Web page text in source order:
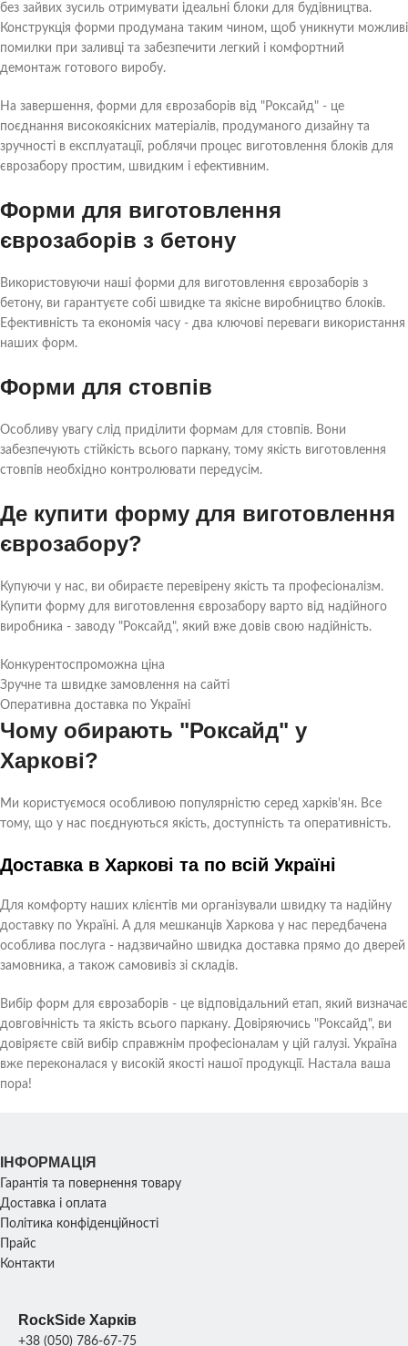
без зайвих зусиль отримувати ідеальні блоки для будівництва.
Конструкція форми продумана таким чином, щоб уникнути можливі
помилки при заливці та забезпечити легкий і комфортний
демонтаж готового виробу.
На завершення, форми для єврозаборів від "Роксайд" - це
поєднання високоякісних матеріалів, продуманого дизайну та
зручності в експлуатації, роблячи процес виготовлення блоків для
єврозабору простим, швидким і ефективним.
Форми для виготовлення
єврозаборів з бетону
Використовуючи наші форми для виготовлення єврозаборів з
бетону, ви гарантуєте собі швидке та якісне виробництво блоків.
Ефективність та економія часу - два ключові переваги використання
наших форм.
Форми для стовпів
Особливу увагу слід приділити формам для стовпів. Вони
забезпечують стійкість всього паркану, тому якість виготовлення
стовпів необхідно контролювати передусім.
Де купити форму для виготовлення
єврозабору?
Купуючи у нас, ви обираєте перевірену якість та професіоналізм.
Купити форму для виготовлення єврозабору варто від надійного
виробника - заводу "Роксайд", який вже довів свою надійність.
Конкурентоспроможна ціна
Зручне та швидке замовлення на сайті
Оперативна доставка по Україні
Чому обирають "Роксайд" у
Харкові?
Ми користуємося особливою популярністю серед харків'ян. Все
тому, що у нас поєднуються якість, доступність та оперативність.
Доставка в Харкові та по всій Україні
Для комфорту наших клієнтів ми організували швидку та надійну
доставку по Україні. А для мешканців Харкова у нас передбачена
особлива послуга - надзвичайно швидка доставка прямо до дверей
замовника, а також самовивіз зі складів.
Вибір форм для єврозаборів - це відповідальний етап, який визначає
довговічність та якість всього паркану. Довіряючись "Роксайд", ви
довіряєте свій вибір справжнім професіоналам у цій галузі. Україна
вже переконалася у високій якості нашої продукції. Настала ваша
пора!
ІНФОРМАЦІЯ
Гарантія та повернення товару
Доставка і оплата
Політика конфіденційності
Прайс
Контакти
RockSide Харків
+38 (050) 786-67-75